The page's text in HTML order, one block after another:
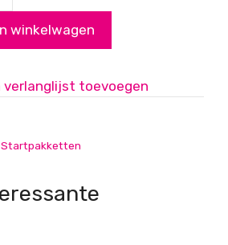
maken
aantal
winkelwagen
verlanglijst toevoegen
Startpakketten